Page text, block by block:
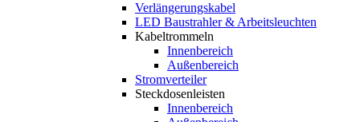
Verlängerungskabel
LED Baustrahler & Arbeitsleuchten
Kabeltrommeln
Innenbereich
Außenbereich
Stromverteiler
Steckdosenleisten
Innenbereich